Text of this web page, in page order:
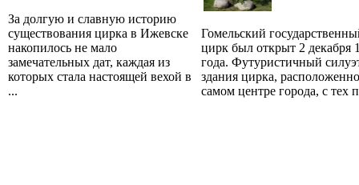
За долгую и славную историю
существования цирка в Ижевске
накопилось не мало
замечательных дат, каждая из
которых стала настоящей вехой в
...
Гомельский
цирк был открыт 2 декабря
года. Футуристичный
здания цирка,
самом центре города, с тех